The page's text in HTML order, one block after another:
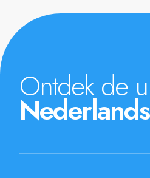
Ontdek de